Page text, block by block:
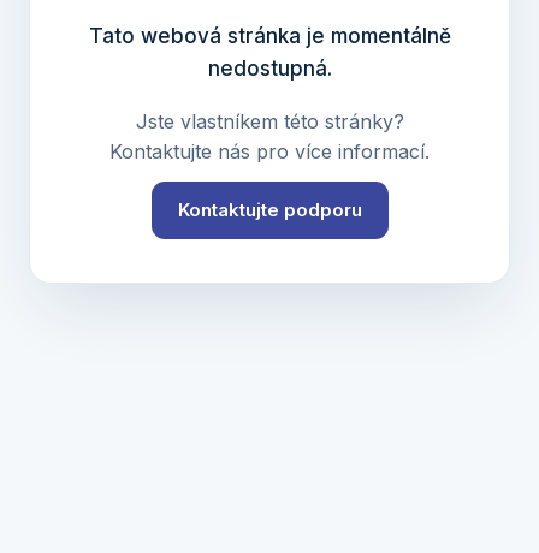
Tato webová stránka je momentálně
nedostupná.
Jste vlastníkem této stránky?
Kontaktujte nás pro více informací.
Kontaktujte podporu